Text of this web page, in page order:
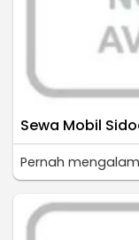
Sewa Mobil
Pernah